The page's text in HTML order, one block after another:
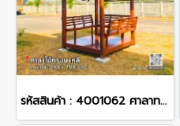
รหัสสินค้า : 4001062 ศาลาทรงโมเดิร์น ขนาดพื้น 2.0 x 2.0 เมตร